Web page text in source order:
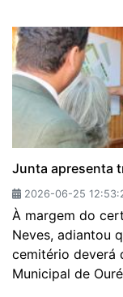
Junta apresenta
2026-06-25
À margem do
Neves, adiantou
cemitério deverá
Municipal de